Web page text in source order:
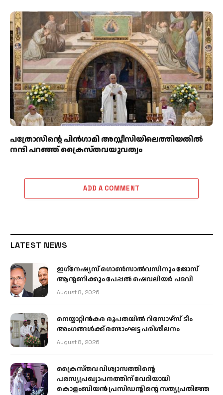
പത്രോസിന്റെ പിൻഗാമി അസ്സീസിയിലെത്തിയതിൽ
നന്ദി പറഞ്ഞ് ക്രൈസ്തവയുവത്വം
ADD A COMMENT
LATEST NEWS
ഇഗ്‌നേഷ്യസ് ഗൊൺസാൽവസിനും ജോസ്
ആന്റണിക്കും പേപ്പൽ ഷെവലിയർ പദവി
August 8, 2026
നെയ്യാറ്റിൻകര രൂപതയിൽ റിസോഴ്സ് ടീം
അംഗങ്ങൾക്ക് രണ്ടാംഘട്ട പരിശീലനം
August 8, 2026
ക്രൈസ്തവ വിശ്വാസത്തിന്റെ
പരസ്യപ്രഖ്യാപനത്തിന് വേദിയായി
കൊളംബിയൻ പ്രസിഡന്റിന്റെ സത്യപ്രതിജ്ഞ